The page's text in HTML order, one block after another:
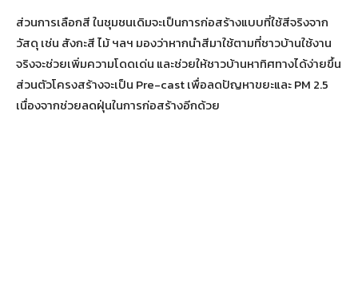
ส่วนการเลือกสี ในชุมชนเดิมจะเป็นการก่อสร้างแบบที่ใช้สีจริงจาก
วัสดุ เช่น สังกะสี ไม้ ฯลฯ มองว่าหากนำสีมาใช้ตามที่ชาวบ้านใช้งาน
จริงจะช่วยเพิ่มความโดดเด่น และช่วยให้ชาวบ้านหาทิศทางได้ง่ายขึ้น
ส่วนตัวโครงสร้างจะเป็น Pre-cast เพื่อลดปัญหาขยะและ PM 2.5
เนื่องจากช่วยลดฝุ่นในการก่อสร้างอีกด้วย